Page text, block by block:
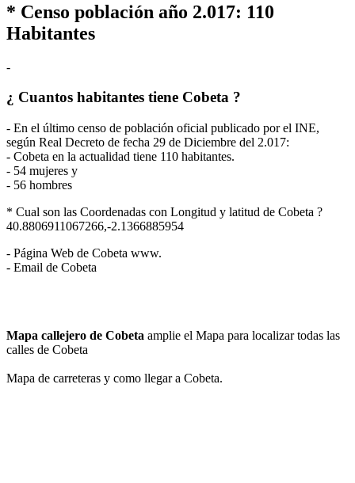
* Censo población año 2.017: 110
Habitantes
-
¿ Cuantos habitantes tiene Cobeta ?
- En el último censo de población oficial publicado por el INE,
según Real Decreto de fecha 29 de Diciembre del 2.017:
- Cobeta en la actualidad tiene 110 habitantes.
- 54 mujeres y
- 56 hombres
* Cual son las Coordenadas con Longitud y latitud de Cobeta ?
40.8806911067266,-2.1366885954
- Página Web de Cobeta www.
- Email de Cobeta
Mapa callejero de Cobeta amplie el Mapa para localizar todas las
calles de Cobeta
Mapa de carreteras y como llegar a Cobeta.